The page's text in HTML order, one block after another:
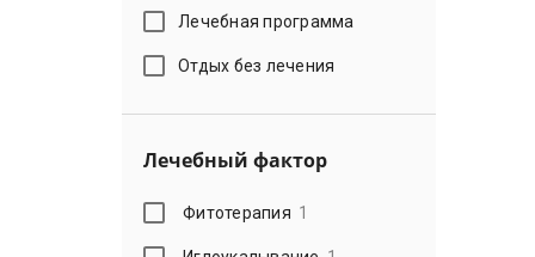
Лечебная программа
Отдых без лечения
Лечебный фактор
Фитотерапия 1